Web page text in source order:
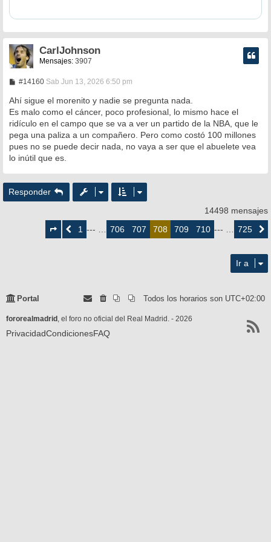
CarlJohnson
Mensajes: 3907
#14160M
n
a
j
e
Sab Jun 13, 2026 6:50 pm
Ahí sigue el morenito y nadie se pregunta nada.
Es malo como el cáncer, poco profesional, lo mismo hace el
ridículo en el campo que se va a ver un partido de la NBA, que le
pega una paliza a un compañero. Pero como costó 100 millones
pues no se puede decir nada, no vaya a ser que el abuelete vea
lo inútil que es.
Responder
14498 mensajes
708
deAnterior
1 --- … 706 707 708 709 710 --- … 725
Ir a
Portal Todos los horarios son UTC+02:00
fororealmadrid , el foro no oficial del Real Madrid. - 2026
PrivacidadCondicionesFAQ